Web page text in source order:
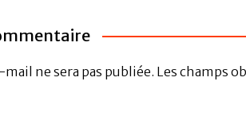
ne sera pas publiée. Les champs